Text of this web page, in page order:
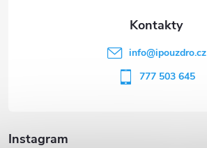
Instagram
info@ipouzdro.cz
777 503 645